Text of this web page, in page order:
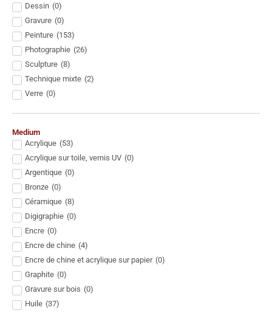
Dessin (0)
Gravure (0)
Peinture (153)
Photographie (26)
Sculpture (8)
Technique mixte (2)
Verre (0)
Medium
Acrylique (53)
Acrylique sur toile, vernis UV (0)
Argentique (0)
Bronze (0)
Céramique (8)
Digigraphie (0)
Encre (0)
Encre de chine (4)
Encre de chine et acrylique sur papier (0)
Graphite (0)
Gravure sur bois (0)
Huile (37)